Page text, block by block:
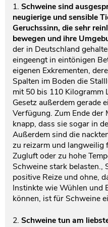
1. Schweine sind
neugierige und sensible
Geruchssinn, die sehr
bewegen und ihre
der in Deutschland
eingeengt in eintönigen
eigenen Exkrementen,
Spalten im Boden die
mit 50 bis 110 Kilogramm
Gesetz außerdem gerade
Verfügung. Zum Ende der
knapp, dass sie sogar in
Außerdem sind die
zu reizarm und langweilig
Zugluft oder zu hohe
Schweine stark belasten.,
positive Reize und ohne,
Instinkte wie Wühlen und
können, ist für Schweine
2. Schweine tun am